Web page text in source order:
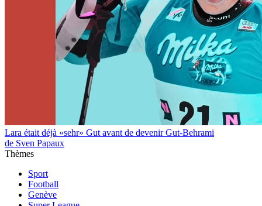
Lara était déjà «sehr» Gut avant de devenir Gut-Behrami
de Sven Papaux
Thèmes
Sport
Football
Genève